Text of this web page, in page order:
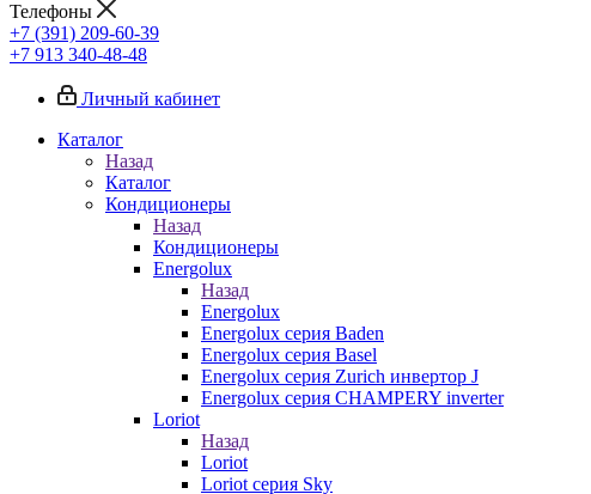
Телефоны
+7 (391) 209-60-39
+7 913 340-48-48
Личный кабинет
Каталог
Назад
Каталог
Кондиционеры
Назад
Кондиционеры
Energolux
Назад
Energolux
Energolux серия Baden
Energolux серия Basel
Energolux серия Zurich инвертор J
Energolux серия CHAMPERY inverter
Loriot
Назад
Loriot
Loriot серия Sky